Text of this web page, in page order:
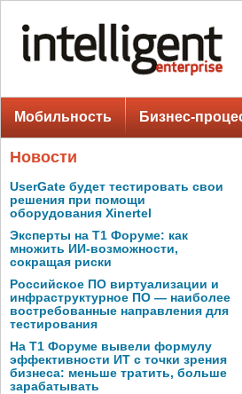
Мобильность Бизнес-
Новости
UserGate будет тестировать свои
решения при помощи
оборудования Xinertel
Эксперты на Т1 Форуме: как
множить ИИ-возможности,
сокращая риски
Российское ПО виртуализации и
инфраструктурное ПО — наиболее
востребованные направления для
тестирования
На Т1 Форуме вывели формулу
эффективности ИТ с точки зрения
бизнеса: меньше тратить, больше
зарабатывать